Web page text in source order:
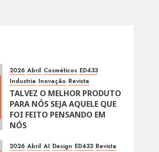
2026 Abril Cosméticos ED433
Industria Inovação Revista
TALVEZ O MELHOR PRODUTO
PARA NÓS SEJA AQUELE QUE
FOI FEITO PENSANDO EM
NÓS
2026 Abril AI Design ED433 Revista